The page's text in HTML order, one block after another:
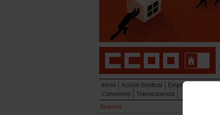
Inicio Acción Sindical Empleo
Convenios
Transparencia
Jóvenes